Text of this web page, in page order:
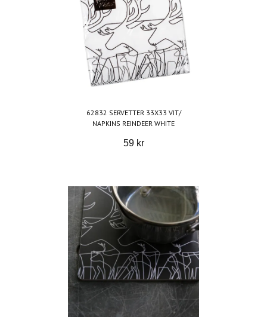
62832 SERVETTER 33X33 VIT/
NAPKINS REINDEER WHITE
59 kr